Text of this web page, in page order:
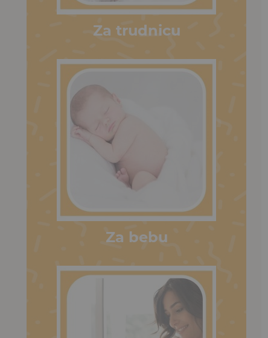
Za trudnicu
Za bebu